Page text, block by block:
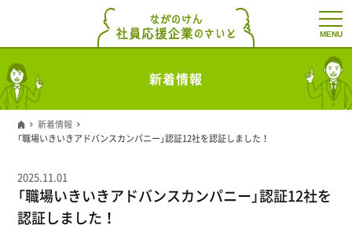
t
o
g
g
l
e
n
a
新着情報
新着情報
「職場いきいきアドバンスカンパニー」認証12社を認証しました！
2025.11.01
「職場いきいきアドバンスカンパニー」認証12社を
認証しました！